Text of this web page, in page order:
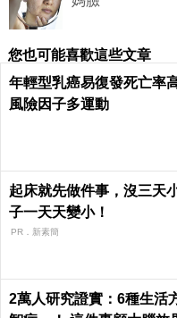
您也可能喜歡這些文章
年輕型乳癌易復發死亡率
風險因子多運動
起床就先做件事，沒三天
子一天天變小！
PR．新素簡
2萬人研究證實：6種生活